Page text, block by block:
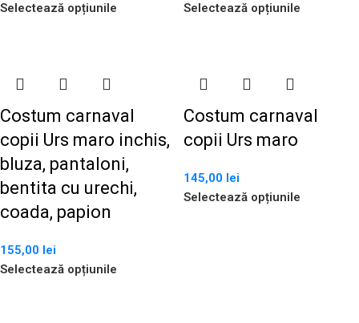
Selectează opțiunile
Selectează opțiunile
Costum carnaval
copii Urs maro inchis,
bluza, pantaloni,
bentita cu urechi,
coada, papion
155,00 lei
Selectează opțiunile
Costum carnaval
copii Urs maro
145,00 lei
Selectează opțiunile